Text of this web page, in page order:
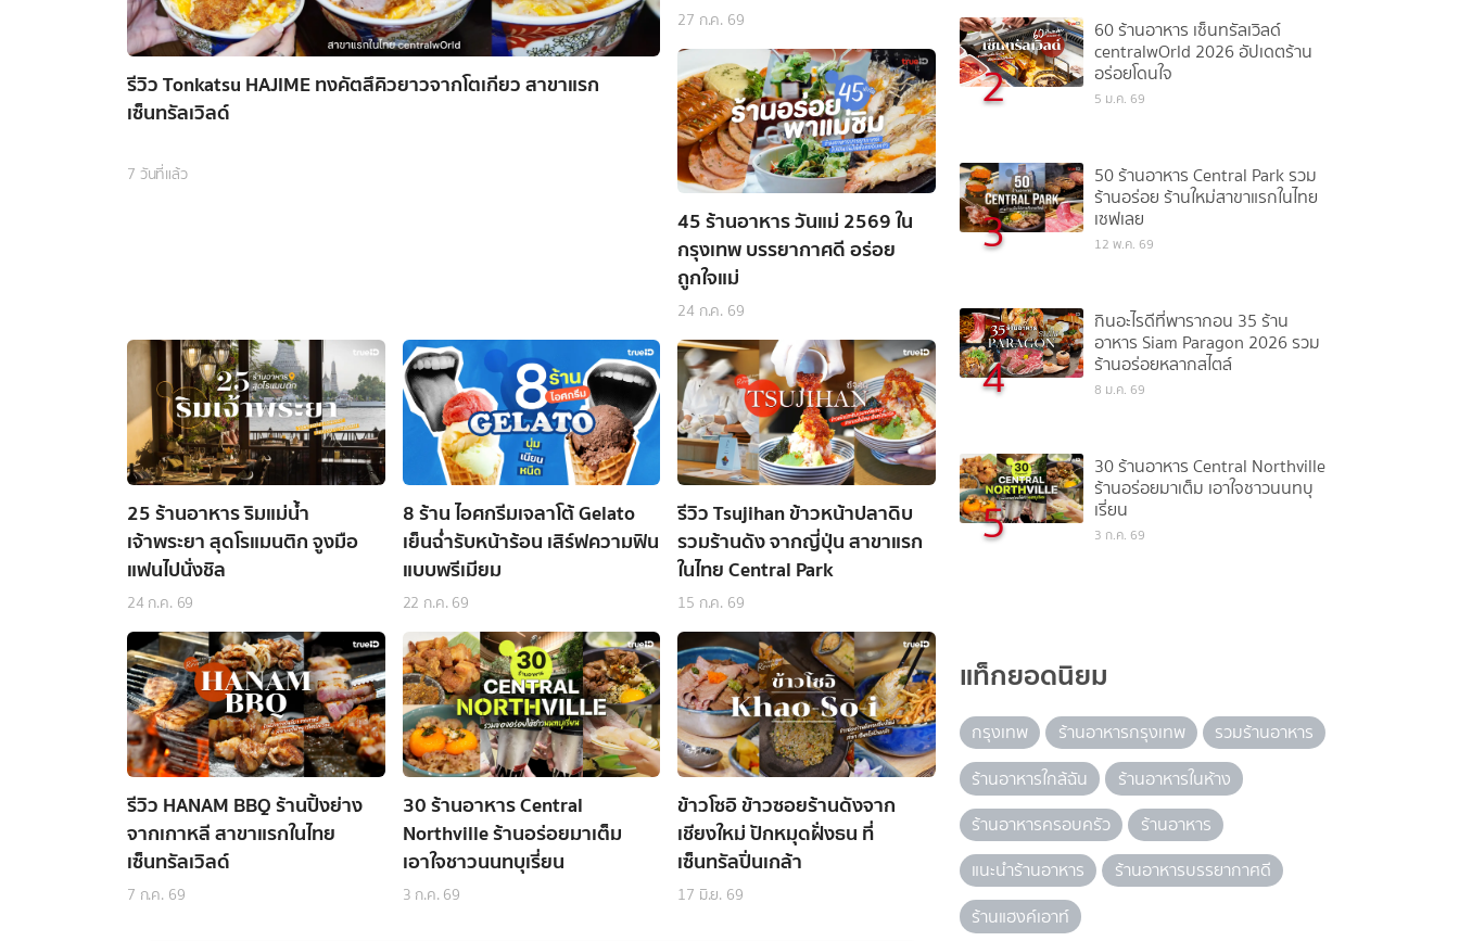
รีวิว Tonkatsu HAJIME ทงคัตสึคิวยาวจากโตเกียว สาขาแรก
เซ็นทรัลเวิลด์
7 วันที่แล้ว
27 ก.ค. 69
45 ร้านอาหาร วันแม่ 2569 ใน
กรุงเทพ บรรยากาศดี อร่อย
ถูกใจแม่
24 ก.ค. 69
25 ร้านอาหาร ริมแม่น้ำ
เจ้าพระยา สุดโรแมนติก จูงมือ
แฟนไปนั่งชิล
24 ก.ค. 69
8 ร้าน ไอศกรีมเจลาโต้ Gelato
เย็นฉ่ำรับหน้าร้อน เสิร์ฟความฟิน
แบบพรีเมียม
22 ก.ค. 69
รีวิว Tsujihan ข้าวหน้าปลาดิบ
รวมร้านดัง จากญี่ปุ่น สาขาแรก
ในไทย Central Park
15 ก.ค. 69
รีวิว HANAM BBQ ร้านปิ้งย่าง
จากเกาหลี สาขาแรกในไทย
เซ็นทรัลเวิลด์
7 ก.ค. 69
30 ร้านอาหาร Central
Northville ร้านอร่อยมาเต็ม
เอาใจชาวนนทบุเรี่ยน
3 ก.ค. 69
ข้าวโซอิ ข้าวซอยร้านดังจาก
เชียงใหม่ ปักหมุดฝั่งธน ที่
เซ็นทรัลปิ่นเกล้า
17 มิ.ย. 69
2
60 ร้านอาหาร เซ็นทรัลเวิลด์
centralwOrld 2026 อัปเดตร้าน
อร่อยโดนใจ
5 ม.ค. 69
3
50 ร้านอาหาร Central Park รวม
ร้านอร่อย ร้านใหม่สาขาแรกในไทย
เซฟเลย
12 พ.ค. 69
4
กินอะไรดีที่พารากอน 35 ร้าน
อาหาร Siam Paragon 2026 รวม
ร้านอร่อยหลากสไตล์
8 ม.ค. 69
5
30 ร้านอาหาร Central Northville
ร้านอร่อยมาเต็ม เอาใจชาวนนทบุ
เรี่ยน
3 ก.ค. 69
แท็กยอดนิยม
กรุงเทพ ร้านอาหารกรุงเทพ
รวมร้านอาหาร
ร้านอาหารใกล้ฉัน
ร้านอาหารในห้าง
ร้านอาหารครอบครัว
ร้านอาหาร
แนะนำร้านอาหาร
ร้านอาหารบรรยากาศดี
ร้านแฮงค์เอาท์